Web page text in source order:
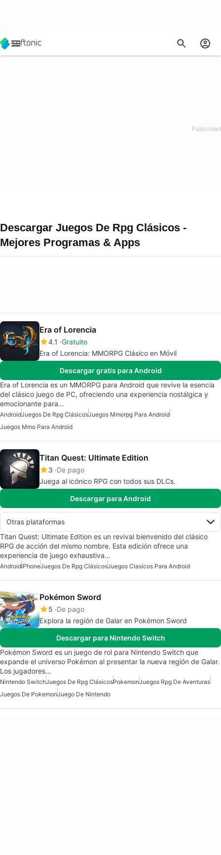
Descargar Juegos De Rpg Clásicos -
Mejores Programas & Apps
Era of Lorencia
4.1 Gratuito
Era of Lorencia: MMORPG Clásico en Móvil
Descargar gratis para Android
Era of Lorencia es un MMORPG para Android que revive la esencia
del clásico juego de PC, ofreciendo una experiencia nostálgica y
emocionante para…
AndroidJuegos De Rpg ClásicosJuegos Mmorpg Para Android
Juegos Mmo Para Android
Titan Quest: Ultimate Edition
3 De pago
Juega al icónico RPG con todos sus DLCs.
Descargar para Android
Otras plataformas
Titan Quest: Ultimate Edition es un revival bienvenido del clásico
RPG de acción del mismo nombre. Esta edición ofrece una
experiencia de juego exhaustiva…
AndroidiPhoneJuegos De Rpg ClásicosJuegos Clasicos Para Android
Pokémon Sword
5 De pago
Explora la región de Galar en Pokémon Sword
Descargar para Nintendo Switch
Pokémon Sword es un juego de rol para Nintendo Switch que
expande el universo Pokémon al presentar la nueva región de Galar.
Los jugadores…
Nintendo SwitchJuegos De Rpg ClásicosPokemonJuegos Rpg De Aventuras
Juegos De PokemonJuego De Nintendo